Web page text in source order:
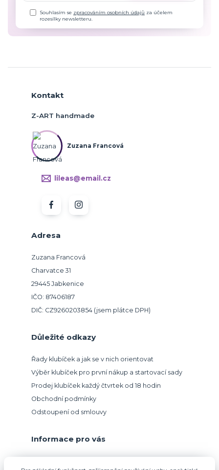
Souhlasím se zpracováním osobních údajů za účelem
rozesílky newsletteru.
Adresa
Zuzana Francová
Charvatce 31
29445 Jabkenice
IČO: 87406187
DIČ: CZ9260203854 (jsem plátce DPH)
Důležité odkazy
Řady klubíček a jak se v nich orientovat
Výběr klubíček pro první nákup a startovací sady
Prodej klubíček každý čtvrtek od 18 hodin
Obchodní podmínky
Odstoupení od smlouvy
Informace pro vás
Kontakt
Z-ART handmade
Zuzana Francová
lileas@email.cz